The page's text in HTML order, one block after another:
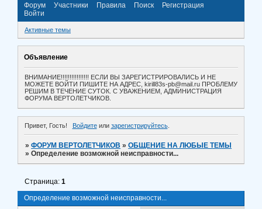
Форум Участники Правила Поиск
Регистрация
Войти
Активные темы
Объявление
ВНИМАНИЕ!!!!!!!!!!!!!!!! ЕСЛИ ВЫ ЗАРЕГИСТРИРОВАЛИСЬ И НЕ
МОЖЕТЕ ВОЙТИ ПИШИТЕ НА АДРЕС, kirill83s-pb@mail.ru ПРОБЛЕМУ
РЕШИМ В ТЕЧЕНИЕ СУТОК. С УВАЖЕНИЕМ, АДМИНИСТРАЦИЯ
ФОРУМА ВЕРТОЛЕТЧИКОВ.
Привет, Гость! Войдитеили зарегистрируйтесь.
»ФОРУМ ВЕРТОЛЕТЧИКОВ »ОБЩЕНИЕ НА ЛЮБЫЕ ТЕМЫ
»Определение возможной неисправности...
Определение возможной неисправности...
Страница:1